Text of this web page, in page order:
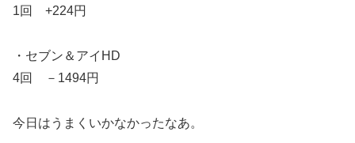
1回 +224円
・セブン＆アイHD
4回 －1494円
今日はうまくいかなかったなあ。